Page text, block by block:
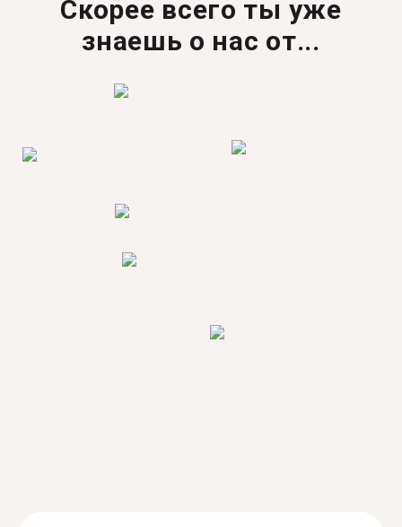
Скорее всего ты уже
знаешь о нас от...